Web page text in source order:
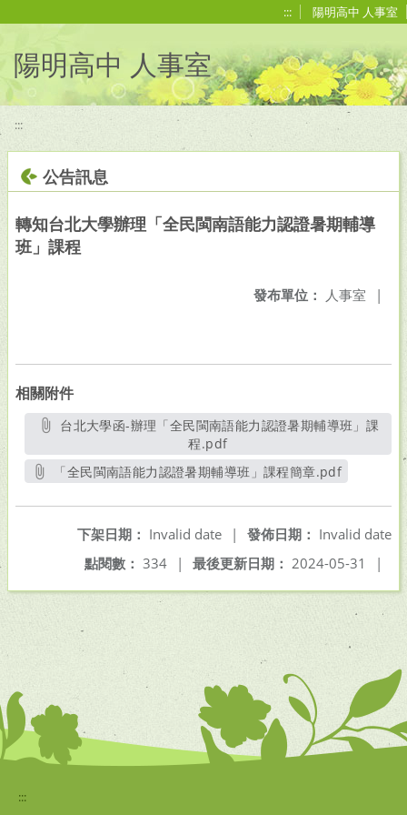
::: 陽明高中 人事室
陽明高中 人事室
:::
公告訊息
轉知台北大學辦理「全民閩南語能力認證暑期輔導
班」課程
發布單位： 人事室 |
相關附件
程.pdf另開新視窗
「全民閩南語能力認證暑期輔導班」課程簡章.pdf
發佈日期： Invalid date
下架日期： Invalid date
|
最後更新日期： 2024-05-31 |
點閱數： 334 |
:::